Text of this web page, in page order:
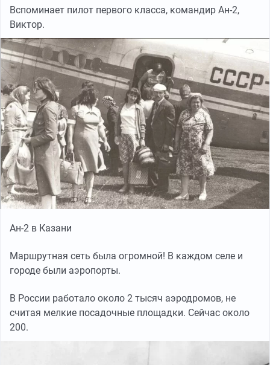
Вспоминает пилот первого класса, командир Ан-2,
Виктор.
Ан-2 в Казани
Маршрутная сеть была огромной! В каждом селе и
городе были аэропорты.
В России работало около 2 тысяч аэродромов, не
считая мелкие посадочные площадки. Сейчас около
200.